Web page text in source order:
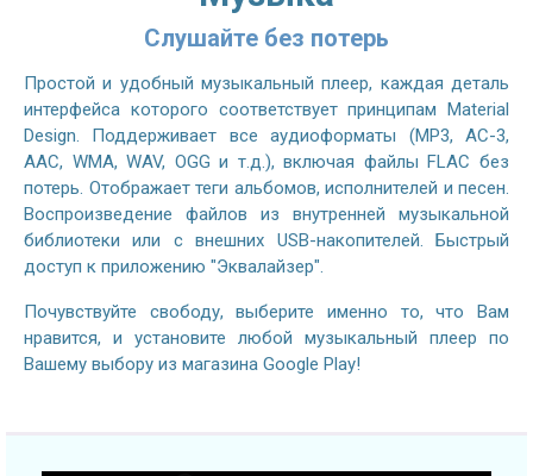
Слушайте без потерь
Простой и удобный музыкальный плеер, каждая деталь
интерфейса которого соответствует принципам Material
Design. Поддерживает все аудиоформаты (MP3, AC-3,
AAC, WMA, WAV, OGG и т.д.), включая файлы FLAC без
потерь. Отображает теги альбомов, исполнителей и песен.
Воспроизведение файлов из внутренней музыкальной
библиотеки или с внешних USB-накопителей. Быстрый
доступ к приложению "Эквалайзер".
Почувствуйте свободу, выберите именно то, что Вам
нравится, и установите любой музыкальный плеер по
Вашему выбору из магазина Google Play!